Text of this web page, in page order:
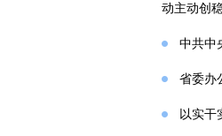
动主动创
中共中
省委办
以实干